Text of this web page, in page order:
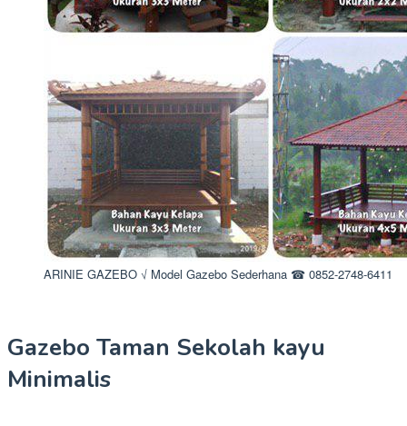
ARINIE GAZEBO √ Model Gazebo Sederhana ☎ 0852-2748-6411
Gazebo Taman Sekolah kayu
Minimalis